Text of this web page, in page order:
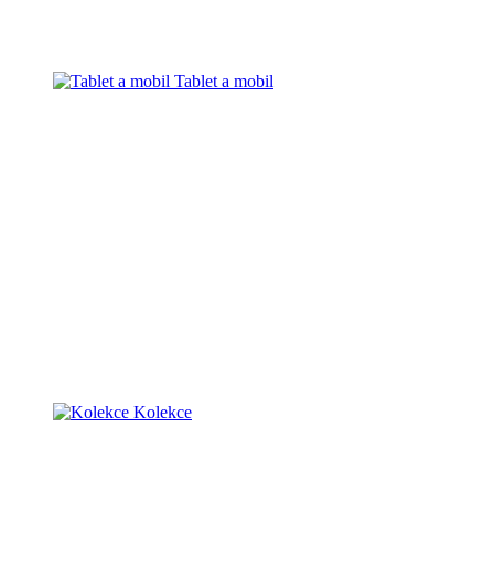
Tablet a mobil
Kolekce